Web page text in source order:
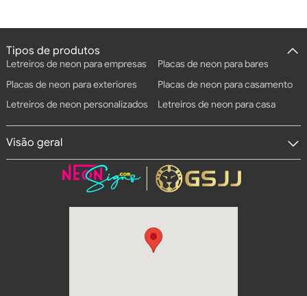
Tipos de produtos
Letreiros de neon para empresas
Placas de neon para bares
Placas de neon para exteriores
Placas de neon para casamento
Letreiros de neon personalizados
Letreiros de neon para casa
Visão geral